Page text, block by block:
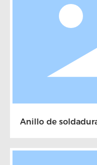
Anillo de